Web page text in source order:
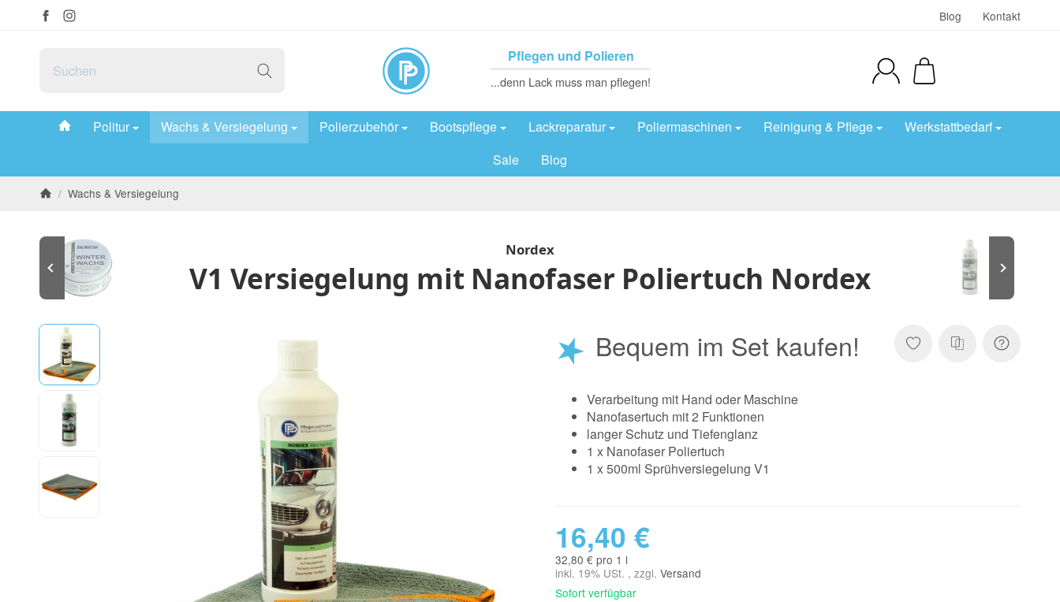
Blog Kontakt
Pflegen und Polieren
...denn Lack muss man pflegen!
#custom.linkHome#
Politur Wachs & Versiegelung Polierzubehör Bootspflege Lackreparatur Poliermaschinen Reinigung & Pflege
Werkstattbedarf
Sale
Blog
/ Wachs & Versiegelung
Nordex
V1 Versiegelung mit Nanofaser Poliertuch Nordex
★ Bequem im Set kaufen!
Verarbeitung mit Hand oder Maschine
Nanofasertuch mit 2 Funktionen
langer Schutz und Tiefenglanz
1 x Nanofaser Poliertuch
1 x 500ml Sprühversiegelung V1
16,40 €
32,80 € pro 1 l
inkl. 19% USt. , zzgl. Versand
Sofort verfügbar